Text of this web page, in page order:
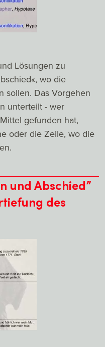
Lösungen zu
wo die
sollen. Das Vorgehen
unterteilt - wer
gefunden hat,
oder die Zeile, wo die
und Abschied”
des